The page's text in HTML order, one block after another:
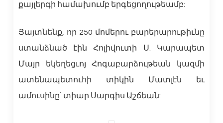
քայլերգի համախումբ երգեցողութեամբ:
Յայտնենք, որ 250 մոմերու բարերարութիւնը
ստանձնած էին Հոլիվուտի Ս. Կարապետ
Մայր եկեղեցւոյ Հոգաբարձութեան կազմի
ատենապետուհի տիկին Մատլէն եւ
ամուսինը՝ տիար Սարգիս Աշճեան: